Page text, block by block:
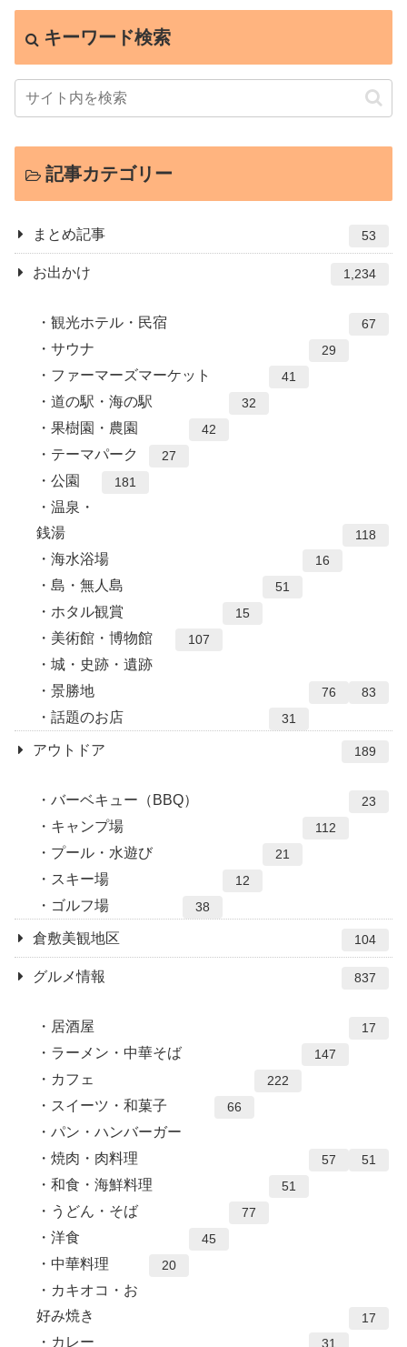
キーワード検索
記事カテゴリー
まとめ記事 53
お出かけ 1,234
観光ホテル・民宿 67
サウナ 29
ファーマーズマーケット 41
道の駅・海の駅 32
果樹園・農園 42
テーマパーク 27
公園 181
温泉・
銭湯
118
海水浴場 16
島・無人島 51
ホタル観賞 15
美術館・博物館 107
城・史跡・遺跡
83
景勝地 76
話題のお店 31
アウトドア 189
バーベキュー（BBQ） 23
キャンプ場 112
プール・水遊び 21
スキー場 12
ゴルフ場 38
倉敷美観地区 104
グルメ情報 837
居酒屋 17
ラーメン・中華そば 147
カフェ 222
スイーツ・和菓子 66
パン・ハンバーガー
51
焼肉・肉料理 57
和食・海鮮料理 51
うどん・そば 77
洋食 45
中華料理 20
カキオコ・お
好み焼き
17
カレー 31